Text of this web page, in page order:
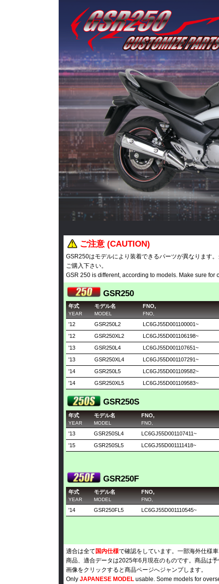
ご注意 (CAUTION)
GSR250はモデルにより装着できるパーツが異なります
ご購入下さい。
GSR 250 is different, according to models. Make sure for
GSR250
年式
YEAR
モデル名
MODEL
FNO,
FNO,
'12 GSR250L2
LC6GJ55D001100001~
'12
GSR250XL2
LC6GJ55D001106198~
'13
GSR250L4
LC6GJ55D001107651~
'13
GSR250XL4
LC6GJ55D001107291~
'14
GSR250L5
LC6GJ55D001109582~
'14
GSR250XL5 LC6GJ55D001109583~
GSR250S
年式
YEAR
モデル名
MODEL
FNO,
FNO,
'13 GSR250SL4
LC6GJ55D001107411~
'15
GSR250SL5 LC6GJ55D001111418~
GSR250F
年式
YEAR
モデル名
MODEL
FNO,
FNO,
'14 GSR250FL5 LC6GJ55D001110545~
適合は全て国内仕様で確認をしています。一部海外仕様
商品、適合データは2025年6月現在のものです。商品は
画像をクリックすると商品ページへジャンプします。
Only JAPANESE MODEL usable. Some models for